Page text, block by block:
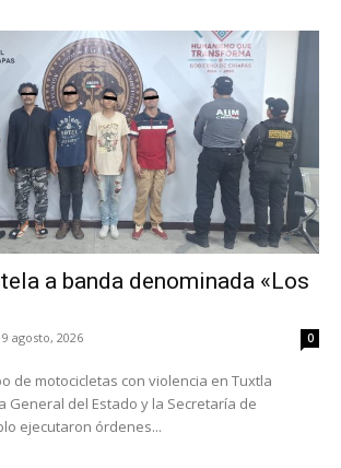
a banda denominada «Los
9 agosto, 2026 0
de motocicletas con violencia en Tuxtla
ejecutaron órdenes...